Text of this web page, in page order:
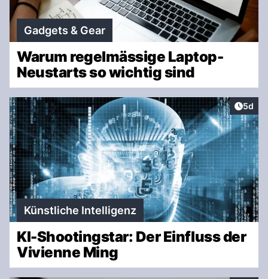
Gadgets & Gear
Warum regelmässige Laptop-
Neustarts so wichtig sind
5d
Künstliche Intelligenz
KI-Shootingstar: Der Einfluss der
Vivienne Ming